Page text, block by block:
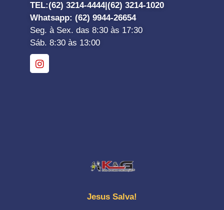
TEL:(62) 3214-4444| (62) 3214-1020
Whatsapp: (62) 9944-26654
Seg. à Sex. das 8:30 às 17:30
Sáb. 8:30 às 13:00
Jesus Salva!